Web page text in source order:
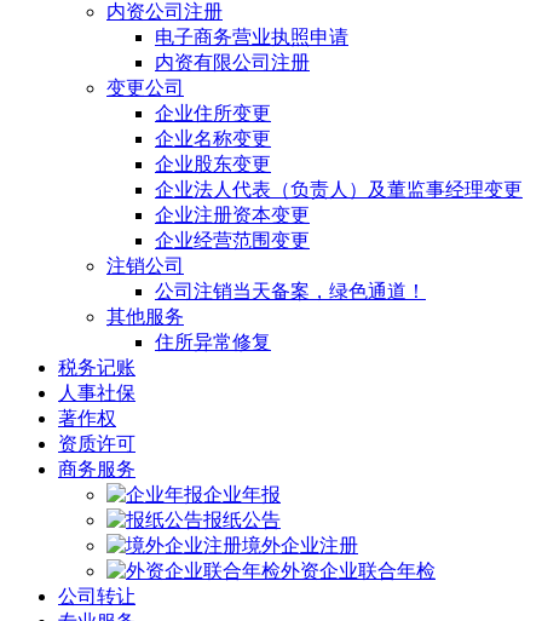
内资公司注册
电子商务营业执照申请
内资有限公司注册
变更公司
企业住所变更
企业名称变更
企业股东变更
企业法人代表（负责人）及董监事经理变更
企业注册资本变更
企业经营范围变更
注销公司
公司注销当天备案，绿色通道！
其他服务
住所异常修复
税务记账
人事社保
著作权
资质许可
商务服务
企业年报
报纸公告
境外企业注册
外资企业联合年检
公司转让